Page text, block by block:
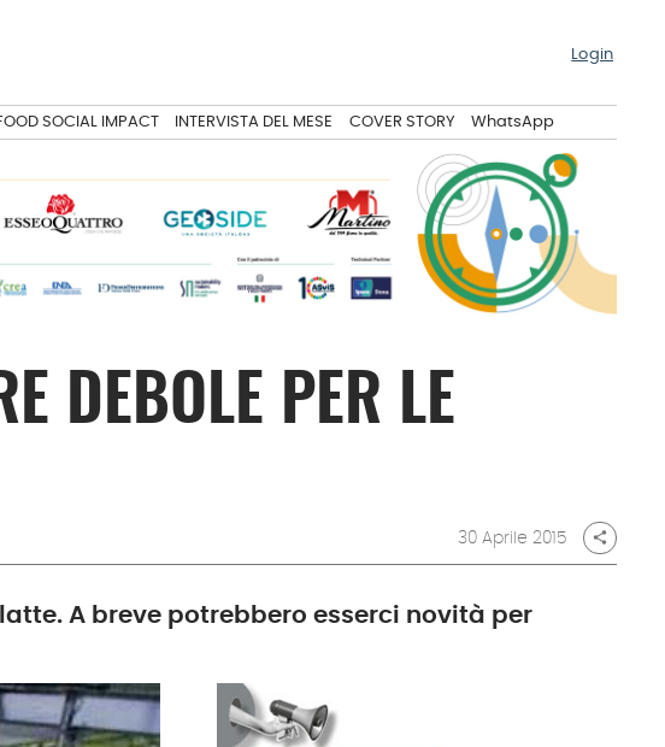
Login
SOCIAL IMPACT INTERVISTA DEL MESE COVER STORY WhatsApp
DEBOLE PER LE
30 Aprile 2015 share
A breve potrebbero esserci novità per